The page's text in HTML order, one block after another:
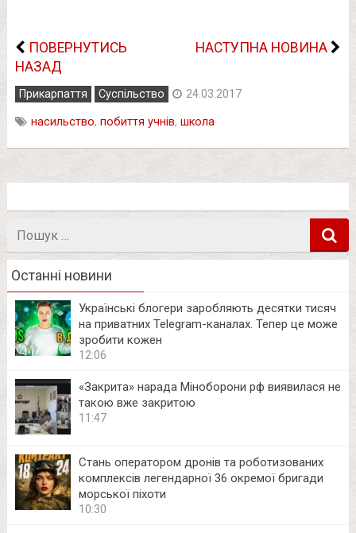
ПОВЕРНУТИСЬ
НАЗАД
НАСТУПНА НОВИНА
Прикарпаття Суспільство 24.03.2017
насильство, побиття учнів, школа
Останні новини
Українські блогери заробляють десятки тисяч
на приватних Telegram-каналах. Тепер це може
зробити кожен
12:06
«Закрита» нарада Міноборони рф виявилася не
такою вже закритою
11:47
Стань оператором дронів та роботизованих
комплексів легендарної 36 окремої бригади
морської піхоти
10:30